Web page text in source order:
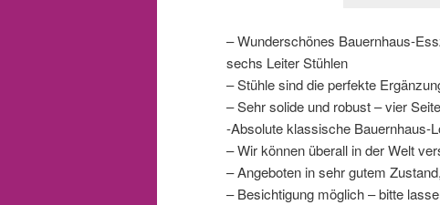
– Wunderschönes Bauernhaus-
sechs Leiter Stühlen
– Stühle sind die perfekte
– Sehr solide und robust – vier
-Absolute klassische Bauernhaus-
– Wir können überall in der Welt
– Angeboten in sehr gutem
– Besichtigung möglich – bitte